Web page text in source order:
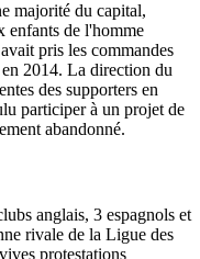
majorité du capital,
enfants de l'homme
pris les commandes
2014. La direction du
des supporters en
participer à un projet de
abandonné.
anglais, 3 espagnols et
rivale de la Ligue des
protestations